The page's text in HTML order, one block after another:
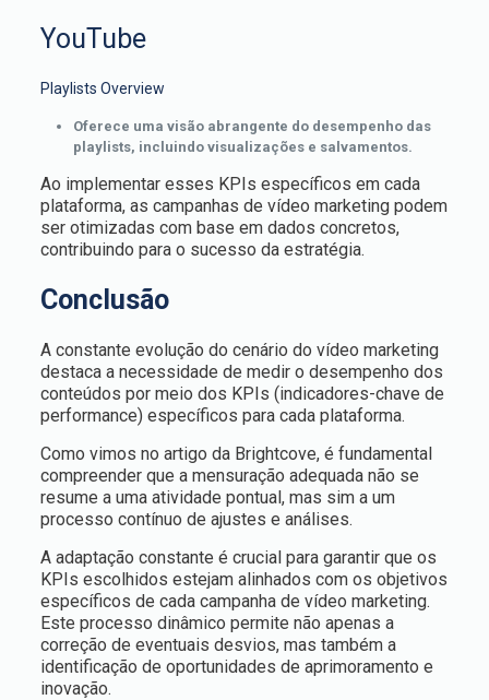
YouTube
Playlists Overview
Oferece uma visão abrangente do desempenho das
playlists, incluindo visualizações e salvamentos.
Ao implementar esses KPIs específicos em cada
plataforma, as campanhas de vídeo marketing podem
ser otimizadas com base em dados concretos,
contribuindo para o sucesso da estratégia.
Conclusão
A constante evolução do cenário do vídeo marketing
destaca a necessidade de medir o desempenho dos
conteúdos por meio dos KPIs (indicadores-chave de
performance) específicos para cada plataforma.
Como vimos no artigo da Brightcove, é fundamental
compreender que a mensuração adequada não se
resume a uma atividade pontual, mas sim a um
processo contínuo de ajustes e análises.
A adaptação constante é crucial para garantir que os
KPIs escolhidos estejam alinhados com os objetivos
específicos de cada campanha de vídeo marketing.
Este processo dinâmico permite não apenas a
correção de eventuais desvios, mas também a
identificação de oportunidades de aprimoramento e
inovação.